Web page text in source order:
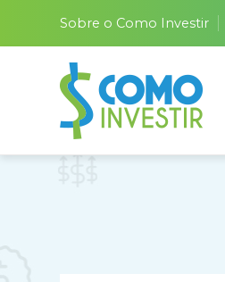
Sobre o Como Investir